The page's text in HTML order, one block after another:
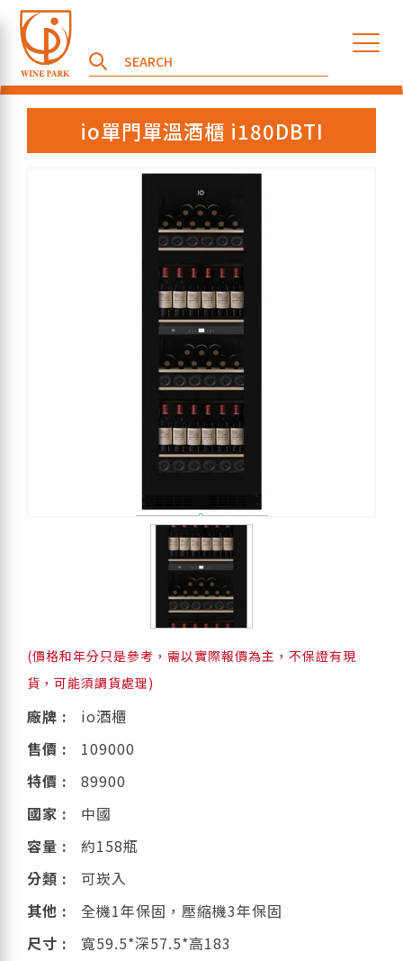
io單門單溫酒櫃 i180DBTI
(價格和年分只是參考，需以實際報價為主，不保證有現
貨，可能須調貨處理)
廠牌 :
io酒櫃
售價 :
109000
特價 :
89900
國家 :
中國
容量 :
約158瓶
分類 :
可崁入
其他 :
全機1年保固，壓縮機3年保固
尺寸 :
寬59.5*深57.5*高183